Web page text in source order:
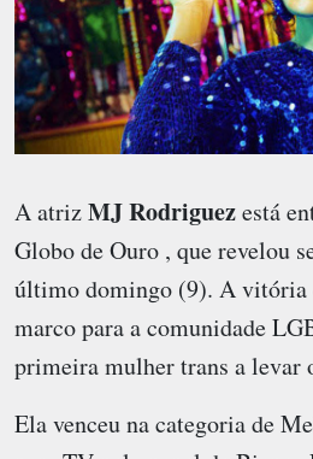
A atrizMJ Rodriguezestá
Globo de Ouro , que revelou
último domingo (9). A vitória
marco para a comunidade
primeira mulher trans a levar
Ela venceu na categoria de